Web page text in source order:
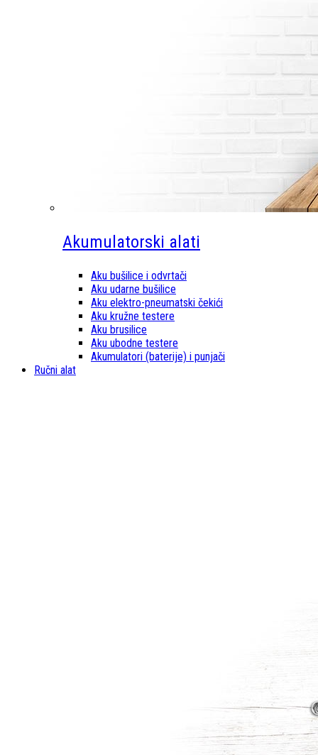
Akumulatorski alati
Aku bušilice i odvrtači
Aku udarne bušilice
Aku elektro-pneumatski čekići
Aku kružne testere
Aku brusilice
Aku ubodne testere
Akumulatori (baterije) i punjači
Ručni alat